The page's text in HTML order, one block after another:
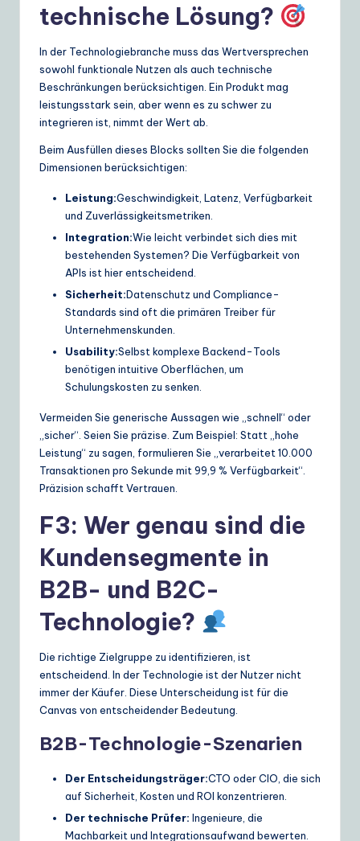
technische Lösung?
In der Technologiebranche muss das Wertversprechen
sowohl funktionale Nutzen als auch technische
Beschränkungen berücksichtigen. Ein Produkt mag
leistungsstark sein, aber wenn es zu schwer zu
integrieren ist, nimmt der Wert ab.
Beim Ausfüllen dieses Blocks sollten Sie die folgenden
Dimensionen berücksichtigen:
Leistung:Geschwindigkeit, Latenz, Verfügbarkeit
und Zuverlässigkeitsmetriken.
Integration:Wie leicht verbindet sich dies mit
bestehenden Systemen? Die Verfügbarkeit von
APIs ist hier entscheidend.
Sicherheit:Datenschutz und Compliance-
Standards sind oft die primären Treiber für
Unternehmenskunden.
Usability:Selbst komplexe Backend-Tools
benötigen intuitive Oberflächen, um
Schulungskosten zu senken.
Vermeiden Sie generische Aussagen wie „schnell“ oder
„sicher“. Seien Sie präzise. Zum Beispiel: Statt „hohe
Leistung“ zu sagen, formulieren Sie „verarbeitet 10.000
Transaktionen pro Sekunde mit 99,9 % Verfügbarkeit“.
Präzision schafft Vertrauen.
F3: Wer genau sind die
Kundensegmente in
B2B- und B2C-
Technologie?
Die richtige Zielgruppe zu identifizieren, ist
entscheidend. In der Technologie ist der Nutzer nicht
immer der Käufer. Diese Unterscheidung ist für die
Canvas von entscheidender Bedeutung.
B2B-Technologie-Szenarien
Der Entscheidungsträger:CTO oder CIO, die sich
auf Sicherheit, Kosten und ROI konzentrieren.
Der technische Prüfer: Ingenieure, die
Machbarkeit und Integrationsaufwand bewerten.